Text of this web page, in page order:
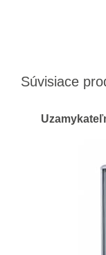
Súvisiace